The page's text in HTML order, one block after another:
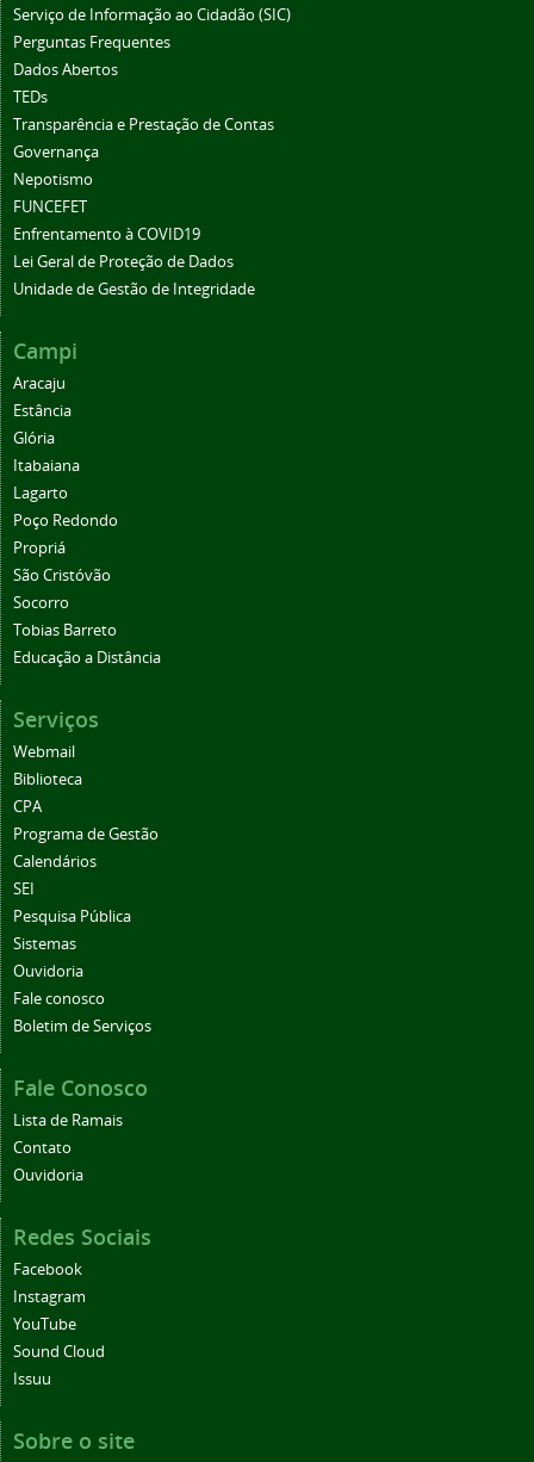
Serviço de Informação ao Cidadão (SIC)
Perguntas Frequentes
Dados Abertos
TEDs
Transparência e Prestação de Contas
Governança
Nepotismo
FUNCEFET
Enfrentamento à COVID19
Lei Geral de Proteção de Dados
Unidade de Gestão de Integridade
Campi
Aracaju
Estância
Glória
Itabaiana
Lagarto
Poço Redondo
Propriá
São Cristóvão
Socorro
Tobias Barreto
Educação a Distância
Serviços
Webmail
Biblioteca
CPA
Programa de Gestão
Calendários
SEI
Pesquisa Pública
Sistemas
Ouvidoria
Fale conosco
Boletim de Serviços
Fale Conosco
Lista de Ramais
Contato
Ouvidoria
Redes Sociais
Facebook
Instagram
YouTube
Sound Cloud
Issuu
Sobre o site